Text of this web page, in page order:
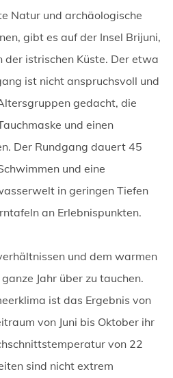
Natur und archäologische
gibt es auf der Insel Brijuni,
istrischen Küste. Der etwa
ist nicht anspruchsvoll und
gedacht, die
und einen
Der Rundgang dauert 45
und eine
in geringen Tiefen
an Erlebnispunkten.
und dem warmen
Jahr über zu tauchen.
ist das Ergebnis von
von Juni bis Oktober ihr
von 22
sind nicht extrem